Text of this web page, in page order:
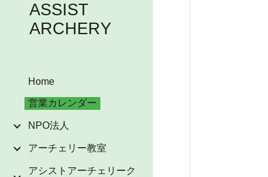
ASSIST
ARCHERY
Home
営業カレンダー
NPO法人
アーチェリー教室
アシストアーチェリーク